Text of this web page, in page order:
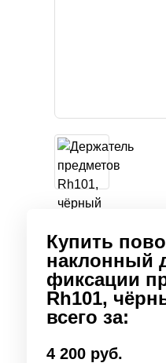
Купить
наклонный
фиксации
Rh101,
всего за:
4 200 руб.